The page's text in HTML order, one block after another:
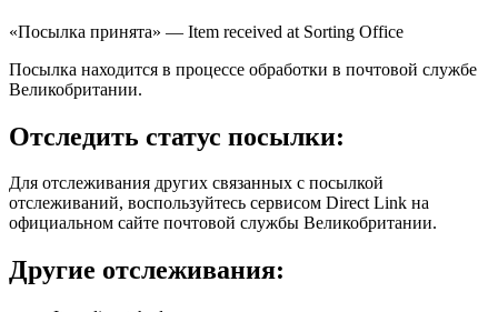
«Посылка принята» — Item received at Sorting Office
Посылка находится в процессе обработки в почтовой службе
Великобритании.
Отследить статус посылки:
Для отслеживания других связанных с посылкой
отслеживаний, воспользуйтесь сервисом Direct Link на
официальном сайте почтовой службы Великобритании.
Другие отслеживания: